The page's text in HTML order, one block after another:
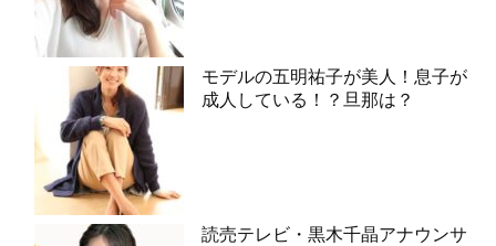
モデルの五明祐子が美人！息子が
成人している！？旦那は？
読売テレビ・黒木千晶アナウンサ